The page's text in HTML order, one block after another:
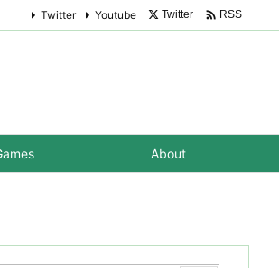
About
Twitter Youtube Twitter  RSS